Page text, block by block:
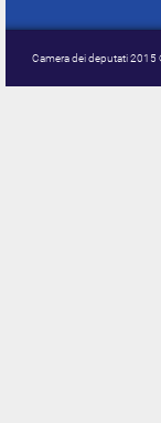
Camera dei deputati 2015